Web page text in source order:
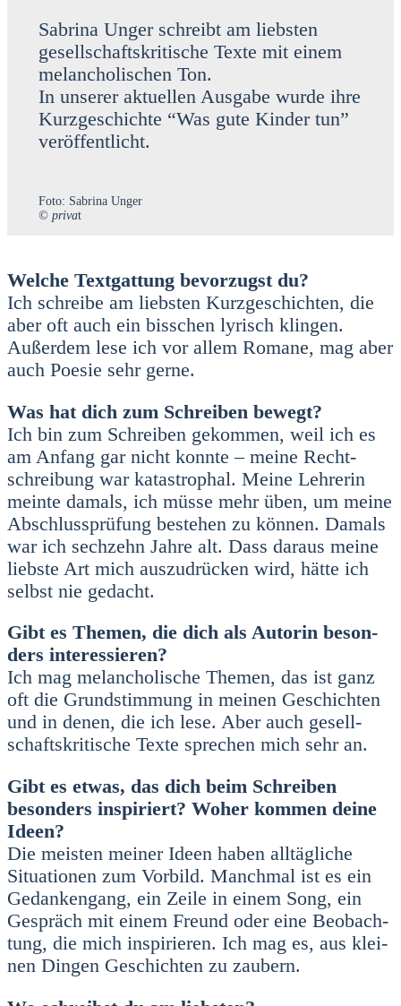
Sabri­na Unger schreibt am liebs­ten
gesell­schafts­kri­ti­sche Tex­te mit einem
melan­cho­li­schen Ton.
In unse­rer aktu­el­len Aus­ga­be wur­de ihre
Kurz­ge­schich­te “Was gute Kin­der tun”
ver­öf­fent­licht.
Foto: Sabri­na Unger
© pri­vat
Wel­che Text­gat­tung bevor­zugst du?
Ich schrei­be am liebs­ten Kurz­ge­schich­ten, die
aber oft auch ein biss­chen lyrisch klin­gen.
Außer­dem lese ich vor allem Roma­ne, mag aber
auch Poe­sie sehr ger­ne.
Was hat dich zum Schrei­ben bewegt?
Ich bin zum Schrei­ben gekom­men, weil ich es
am Anfang gar nicht konn­te – mei­ne Recht­
schrei­bung war kata­stro­phal. Mei­ne Leh­re­rin
mein­te damals, ich müs­se mehr üben, um mei­ne
Abschluss­prü­fung bestehen zu kön­nen. Damals
war ich sech­zehn Jah­re alt. Dass dar­aus mei­ne
liebs­te Art mich aus­zu­drü­cken wird, hät­te ich
selbst nie gedacht.
Gibt es The­men, die dich als Autorin beson­
ders inter­es­sie­ren?
Ich mag melan­cho­li­sche The­men, das ist ganz
oft die Grund­stim­mung in mei­nen Geschich­ten
und in denen, die ich lese. Aber auch gesell­
schafts­kri­ti­sche Tex­te spre­chen mich sehr an.
Gibt es etwas, das dich beim Schrei­ben
beson­ders inspi­riert? Woher kom­men dei­ne
Ideen?
Die meis­ten mei­ner Ideen haben all­täg­li­che
Situa­tio­nen zum Vor­bild. Manch­mal ist es ein
Gedan­ken­gang, ein Zei­le in einem Song, ein
Gespräch mit einem Freund oder eine Beob­ach­
tung, die mich inspi­rie­ren. Ich mag es, aus klei­
nen Din­gen Geschich­ten zu zau­bern.